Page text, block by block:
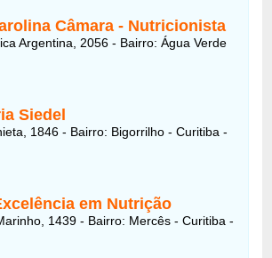
Câmara - Nutricionista
Argentina, 2056 - Bairro: Água Verde
Siedel
1846 - Bairro: Bigorrilho - Curitiba -
em Nutrição
1439 - Bairro: Mercês - Curitiba -